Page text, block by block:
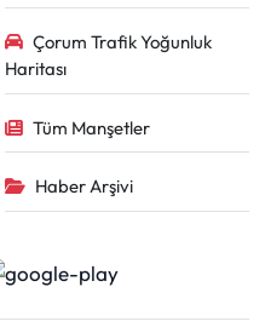
Çorum Trafik Yoğunluk
Haritası
Tüm Manşetler
Haber Arşivi